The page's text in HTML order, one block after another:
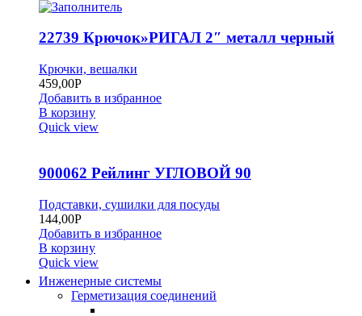
22739 Крючок»РИГАЛ 2″ металл черный
Крючки, вешалки
459,00Р
Добавить в избранное
В корзину
Quick view
900062 Рейлинг УГЛОВОЙ 90
Подставки, сушилки для посуды
144,00Р
Добавить в избранное
В корзину
Quick view
Инженерные системы
Герметизация соединений